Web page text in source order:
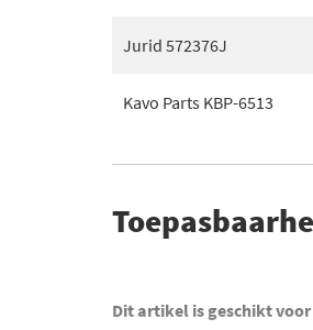
Jurid 572376J
Kavo Parts KBP-6513
Dit artikel is geschikt